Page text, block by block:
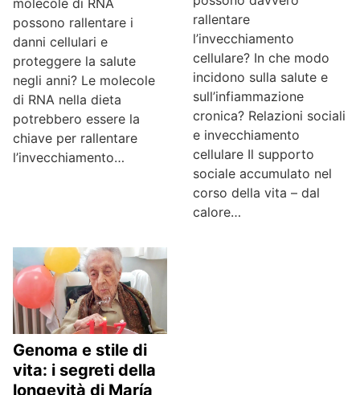
possono rallentare i
danni cellulari e
proteggere la salute
negli anni? Le molecole
di RNA nella dieta
potrebbero essere la
chiave per rallentare
l’invecchiamento…
rallentare
l’invecchiamento
cellulare? In che modo
incidono sulla salute e
sull’infiammazione
cronica? Relazioni sociali
e invecchiamento
cellulare Il supporto
sociale accumulato nel
corso della vita – dal
calore…
Genoma e stile di
vita: i segreti della
longevità di María